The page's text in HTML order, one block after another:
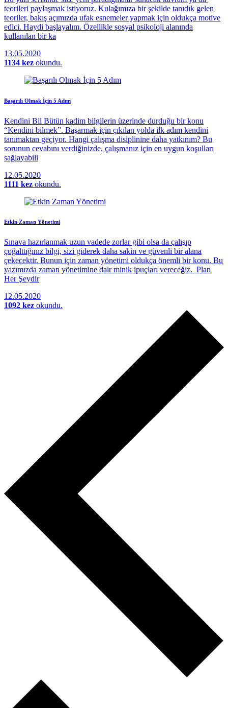
teorileri paylaşmak istiyoruz. Kulağımıza bir şekilde tanıdık gelen
teoriler, bakış açımızda ufak esnemeler yapmak için oldukça motive
edici. Haydi başlayalım. Özellikle sosyal psikoloji alanında
kullanılan bir ka
13.05.2020
1134 kez okundu.
Başarılı Olmak İçin 5 Adım
Kendini Bil Bütün kadim bilgilerin üzerinde durduğu bir konu
“Kendini bilmek”. Başarmak için çıkılan yolda ilk adım kendini
tanımaktan geçiyor. Hangi çalışma disiplinine daha yatkınım? Bu
sorunun cevabını verdiğinizde, çalışmanız için en uygun koşulları
sağlayabili
12.05.2020
1111 kez okundu.
Etkin Zaman Yönetimi
Sınava hazırlanmak uzun vadede zorlar gibi olsa da çalışıp
çoğalttığınız bilgi, sizi giderek daha sakin ve güvenli bir alana
çekecektir. Bunun için zaman yönetimi oldukça önemli bir konu. Bu
yazımızda zaman yönetimine dair minik ipuçları vereceğiz. Plan
Her Şeydir
12.05.2020
1092 kez okundu.